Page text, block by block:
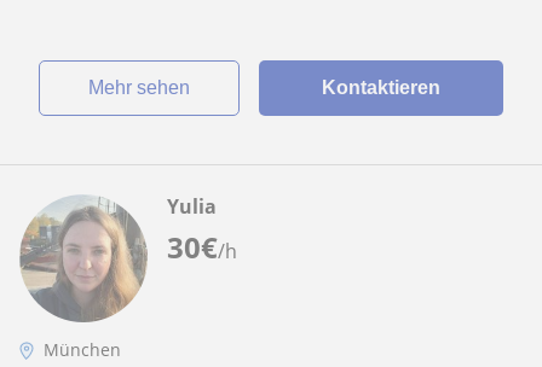
Mehr sehen Kontaktieren
30€/h
Yulia
München